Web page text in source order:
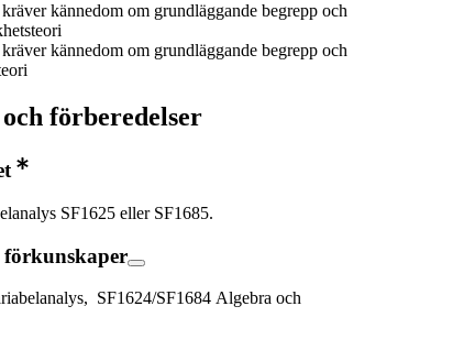
kännedom om grundläggande begrepp och
kännedom om grundläggande begrepp och
förberedelser
SF1625 eller SF1685.
förkunskaper
SF1624/SF1684 Algebra och